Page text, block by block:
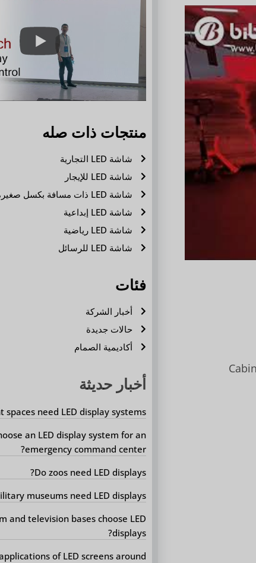
منتجات ذات صله
شاشة LED التجارية
شاشة LED للإيجار
شاشة LED ذات مسافة بكسل صغيرة
شاشة LED إبداعية
شاشة LED رياضية
شاشة LED للرسائل
فئات
أخبار الشركة
حالات جديدة
أكاديمية الصمام
أخبار حديثة
spaces need LED display systems?
an LED display system for an
emergency command center?
Do zoos need LED displays?
museums need LED displays?
and television bases choose LED
displays?
of LED screens around